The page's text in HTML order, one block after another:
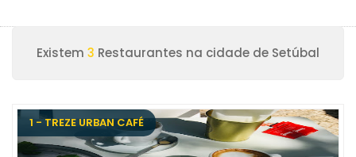
Existem 3 Restaurantes na cidade de Setúbal
1 - TREZE URBAN CAFÉ